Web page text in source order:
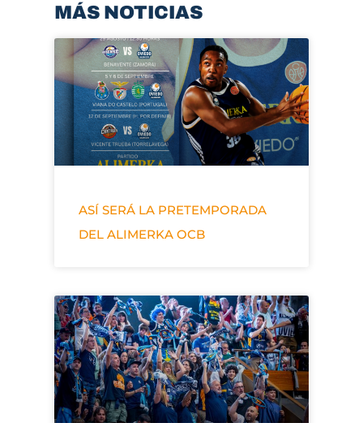
MÁS NOTICIAS
ASÍ SERÁ LA PRETEMPORADA
DEL ALIMERKA OCB